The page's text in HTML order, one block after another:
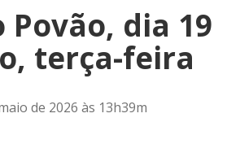
Povão, dia 19
terça-feira
de 2026 às 13h39m